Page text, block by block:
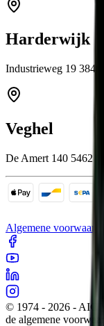
Harderwijk
Industrieweg 19 3846
Veghel
De Amert 140 5462
Algemene
© 1974 - 2026 - AIC
de algemene